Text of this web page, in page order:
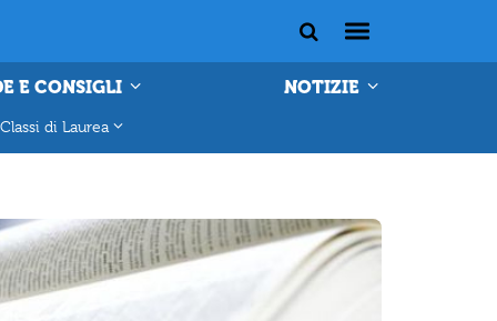
E CONSIGLI
NOTIZIE
Classi di Laurea